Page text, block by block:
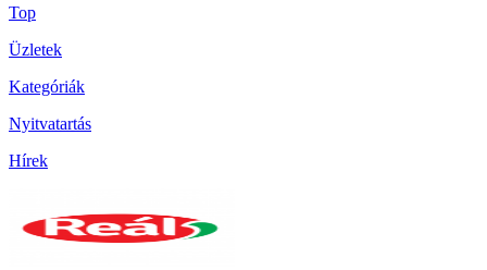
Top
Üzletek
Kategóriák
Nyitvatartás
Hírek